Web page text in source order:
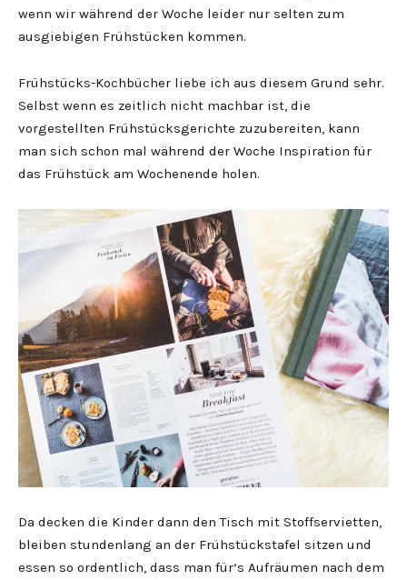
wenn wir während der Woche leider nur selten zum
ausgiebigen Frühstücken kommen.
Frühstücks-Kochbücher liebe ich aus diesem Grund sehr.
Selbst wenn es zeitlich nicht machbar ist, die
vorgestellten Frühstücksgerichte zuzubereiten, kann
man sich schon mal während der Woche Inspiration für
das Frühstück am Wochenende holen.
Da decken die Kinder dann den Tisch mit Stoffservietten,
bleiben stundenlang an der Frühstückstafel sitzen und
essen so ordentlich, dass man für‘s Aufräumen nach dem